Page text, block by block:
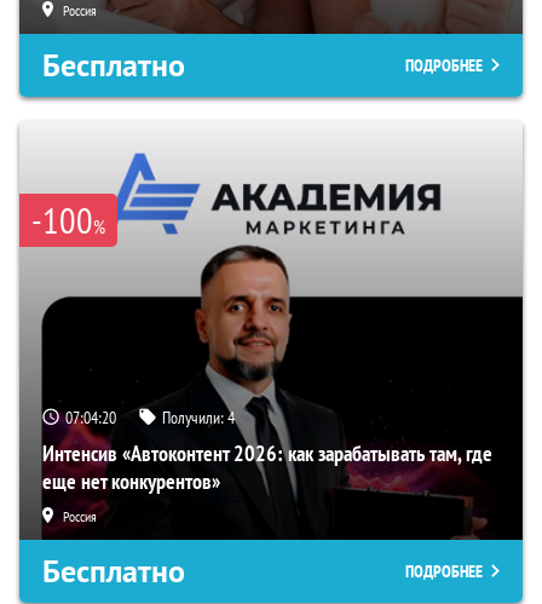
Россия
Бесплатно ПОДРОБНЕЕ
-100%
07:04:19 Получили:4
Интенсив «Автоконтент 2026: как зарабатывать там, где
еще нет конкурентов»
Россия
Бесплатно ПОДРОБНЕЕ